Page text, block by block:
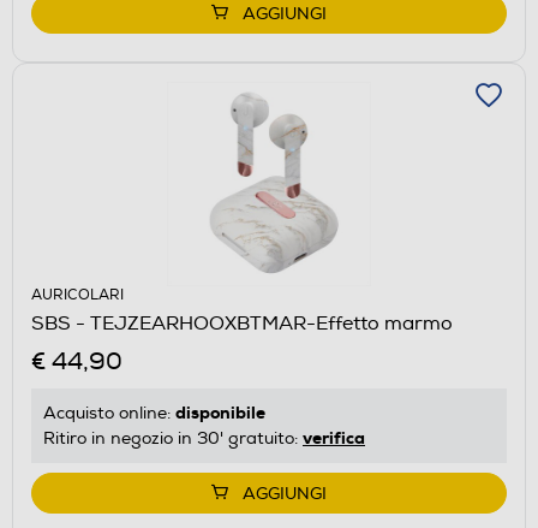
AGGIUNGI
AURICOLARI
SBS - TEJZEARHOOXBTMAR-Effetto marmo
€ 44,90
Acquisto online: disponibile
Ritiro in negozio in 30' gratuito: verifica
AGGIUNGI